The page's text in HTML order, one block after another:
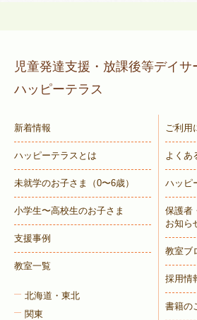
児童発達支援・放課後等デイ
ハッピーテラス
新着情報
ハッピーテラスとは
未就学のお子さま （0〜6歳）
小学生〜高校生のお子さま
支援事例
教室一覧
北海道・東北
関東
ご利用
よくあ
ハッピ
保護者
お知ら
教室ブ
採用情
書籍の